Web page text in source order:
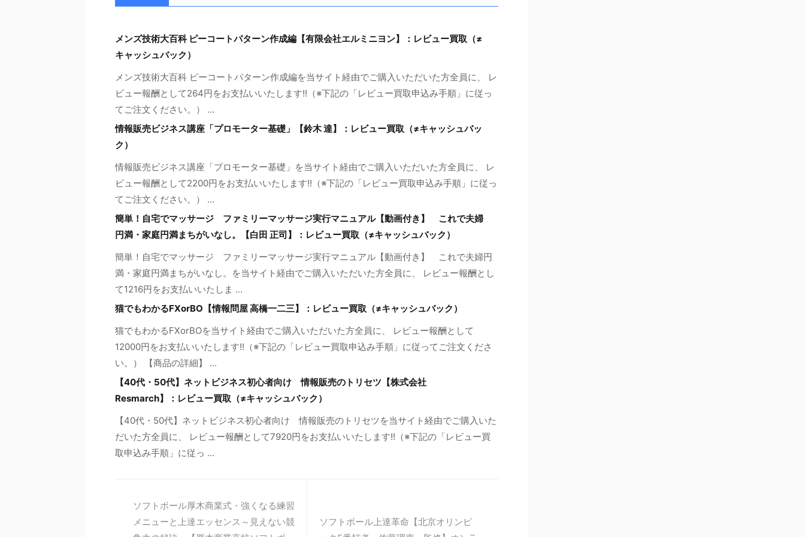
メンズ技術大百科 ピーコートパターン作成編【有限会社エルミニヨン】：レビュー買取（≠
キャッシュバック）
メンズ技術大百科 ピーコートパターン作成編を当サイト経由でご購入いただいた方全員に、 レ
ビュー報酬として264円をお支払いいたします!!（※下記の「レビュー買取申込み手順」に従っ
てご注文ください。） ...
情報販売ビジネス講座「プロモーター基礎」【鈴木 達】：レビュー買取（≠キャッシュバッ
ク）
情報販売ビジネス講座「プロモーター基礎」を当サイト経由でご購入いただいた方全員に、 レ
ビュー報酬として2200円をお支払いいたします!!（※下記の「レビュー買取申込み手順」に従っ
てご注文ください。） ...
簡単！自宅でマッサージ ファミリーマッサージ実行マニュアル【動画付き】 これで夫婦
円満・家庭円満まちがいなし。【白田 正司】：レビュー買取（≠キャッシュバック）
簡単！自宅でマッサージ ファミリーマッサージ実行マニュアル【動画付き】 これで夫婦円
満・家庭円満まちがいなし。を当サイト経由でご購入いただいた方全員に、 レビュー報酬とし
て1216円をお支払いいたしま ...
猫でもわかるFXorBO【情報問屋 高橋一二三】：レビュー買取（≠キャッシュバック）
猫でもわかるFXorBOを当サイト経由でご購入いただいた方全員に、 レビュー報酬として
12000円をお支払いいたします!!（※下記の「レビュー買取申込み手順」に従ってご注文くださ
い。） 【商品の詳細】 ...
【40代・50代】ネットビジネス初心者向け 情報販売のトリセツ【株式会社
Resmarch】：レビュー買取（≠キャッシュバック）
【40代・50代】ネットビジネス初心者向け 情報販売のトリセツを当サイト経由でご購入いた
だいた方全員に、 レビュー報酬として7920円をお支払いいたします!!（※下記の「レビュー買
取申込み手順」に従っ ...
ソフトボール厚木商業式・強くなる練習
メニューと上達エッセンス～見えない競
ソフトボール上達革命【北京オリンピ